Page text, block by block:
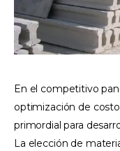
En el competitivo
optimización de
primordial para
La elección de